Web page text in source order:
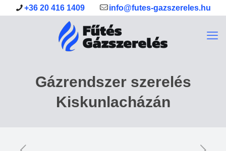
+36 20 416 1409 info@futes-gazszereles.hu
Gázrendszer szerelés
Kiskunlacházán